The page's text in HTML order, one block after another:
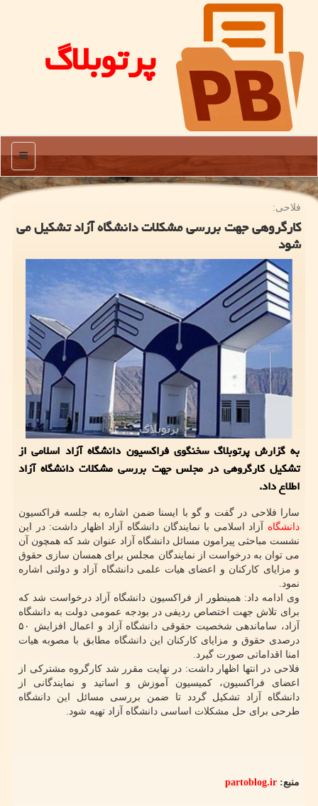
پرتوبلاگ
منو
فلاحی:
كارگروهی جهت بررسی مشكلات دانشگاه آزاد تشكیل می
شود
به گزارش پرتوبلاگ سخنگوی فراکسیون دانشگاه آزاد اسلامی از
تشکیل کارگروهی در مجلس جهت بررسی مشکلات دانشگاه آزاد
اطلاع داد.
سارا فلاحی در گفت و گو با ایسنا ضمن اشاره به جلسه فراکسیون
دانشگاه آزاد اسلامی با نمایندگان دانشگاه آزاد اظهار داشت: در این
نشست مباحثی پیرامون مسائل دانشگاه آزاد عنوان شد که همچون آن
می توان به درخواست از نمایندگان مجلس برای همسان سازی حقوق
و مزایای کارکنان و اعضای هیات علمی دانشگاه آزاد و دولتی اشاره
نمود.
وی ادامه داد: همینطور از فراکسیون دانشگاه آزاد درخواست شد که
برای تلاش جهت اختصاص ردیفی در بودجه عمومی دولت به دانشگاه
آزاد، ساماندهی شخصیت حقوقی دانشگاه آزاد و اعمال افزایش ۵۰
درصدی حقوق و مزایای کارکنان این دانشگاه مطابق با مصوبه هیات
امنا اقداماتی صورت گیرد.
فلاحی در انتها اظهار داشت: در نهایت مقرر شد کارگروه مشترکی از
اعضای فراکسیون، کمیسیون آموزش و اساتید و نمایندگانی از
دانشگاه آزاد تشکیل گردد تا ضمن بررسی مسائل این دانشگاه
طرحی برای حل مشکلات اساسی دانشگاه آزاد تهیه شود.
منبع: partoblog.ir